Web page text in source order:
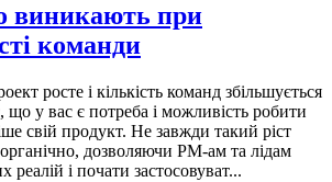
виникають при
команди
росте і кількість команд збільшується
що у вас є потреба і можливість робити
свій продукт. Не завжди такий ріст
дозволяючи РМ-ам та лідам
реалій і почати застосовуват...